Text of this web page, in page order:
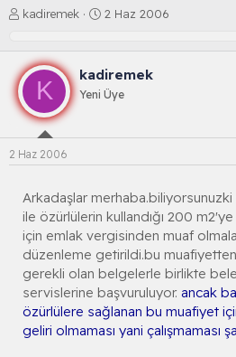
K
b
u
y
u
b
a
ş
a
t
a
n
kadiremek
B
a
n
ç
i
h
i
2 Haz 2006
K
kadiremek
Yeni Üye
2 Haz 2006
Arkadaşlar
ile özürlülerin kullandığı 200
için emlak vergisinden muaf
düzenleme getirildi.bu
gerekli olan belgelerle birlikte
servislerine başvuruluyor. ancak
özürlülere sağlanan bu muafiyet
geliri olmaması yani çalışmaması